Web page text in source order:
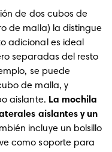
de dos cubos de
de malla) la distingue
adicional es ideal
separadas del resto
se puede
de malla, y
aislante. La mochila
aislantes y un
incluye un bolsillo
como soporte para